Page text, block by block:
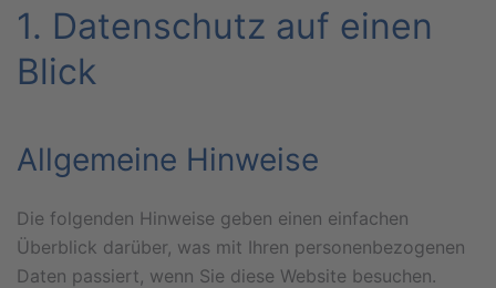
1. Datenschutz auf einen
Blick
Allgemeine Hinweise
Die folgenden Hinweise geben einen einfachen
Überblick darüber, was mit Ihren personenbezogenen
Daten passiert, wenn Sie diese Website besuchen.